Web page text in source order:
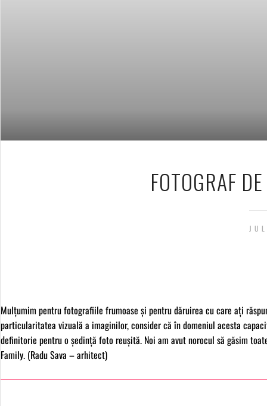
FOTOGRAF
Mulțumim pentru fotografiile frumoase și pentru dăruirea cu care ați
particularitatea vizuală a imaginilor, consider că în domeniul acesta
definitorie pentru o ședință foto reușită. Noi am avut norocul să găsim
Family. (Radu Sava – arhitect)